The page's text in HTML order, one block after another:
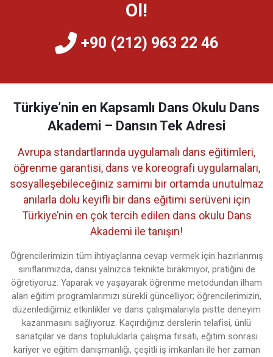
Ol!
+90 (212) 963 22 46
Türkiye’nin en Kapsamlı Dans Okulu Dans
Akademi – Dansın Tek Adresi
Avrupa standartlarında uygulamalı dans eğitimleri,
öğrenme garantisi, dans ve koreografi uygulamaları,
sosyalleşebileceğiniz samimi bir ortamda unutulmaz
anılarla dolu keyifli bir dans eğitimi serüveni için
Türkiye’nin en çok tercih edilen dans okulu Dans
Akademi ile tanışın!
Öğrencilerimizin tüm ihtiyaçlarına cevap vermek için hazırlanmış
sınıflarımızda, dansı yalnızca teknikte bırakmıyor, pratiğini de
öğretiyoruz. Yaparak ve yaşayarak öğrenme metodundan ilham
alan eğitim programlarımızı sürekli güncelliyor; öğrencilerimizin,
düzenlediğimiz etkinlikler ve dans çalışmalarıyla pistte deneyim
kazanmasını sağlıyoruz. Kaçırdığınız derslerin telafisi, ünlü
sanatçılar ve dans topluluklarla çalışma fırsatı, eğitim sonrası
kariyer ve eğitim danışmanlığı, çeşitli iş imkanları ile her zaman